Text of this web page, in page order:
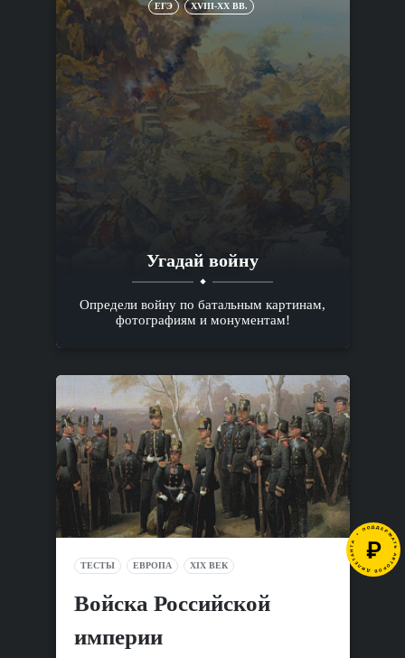
ЕГЭ XVIII-XX ВВ.
Угадай войну
Определи войну по батальным картинам,
фотографиям и монументам!
ТЕСТЫ ЕВРОПА XIX ВЕК
Войска Российской
империи